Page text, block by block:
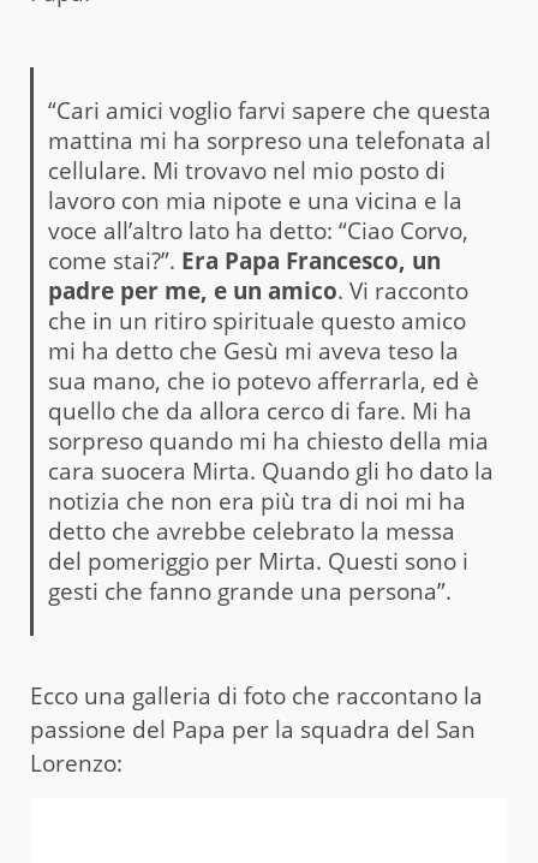
“Cari amici voglio farvi sapere che questa
mattina mi ha sorpreso una telefonata al
cellulare. Mi trovavo nel mio posto di
lavoro con mia nipote e una vicina e la
voce all’altro lato ha detto: “Ciao Corvo,
come stai?”. Era Papa Francesco, un
padre per me, e un amico. Vi racconto
che in un ritiro spirituale questo amico
mi ha detto che Gesù mi aveva teso la
sua mano, che io potevo afferrarla, ed è
quello che da allora cerco di fare. Mi ha
sorpreso quando mi ha chiesto della mia
cara suocera Mirta. Quando gli ho dato la
notizia che non era più tra di noi mi ha
detto che avrebbe celebrato la messa
del pomeriggio per Mirta. Questi sono i
gesti che fanno grande una persona”.
Ecco una galleria di foto che raccontano la
passione del Papa per la squadra del San
Lorenzo: